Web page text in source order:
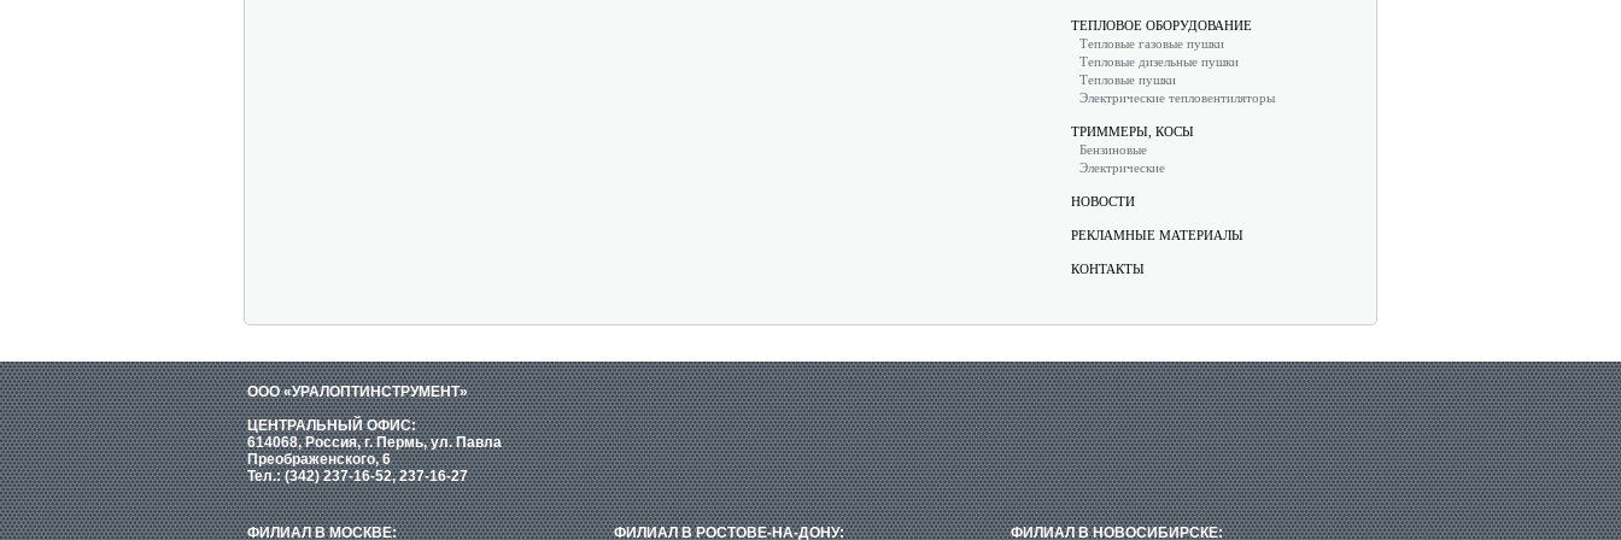
ТЕПЛОВОЕ ОБОРУДОВАНИЕ
Тепловые газовые пушки
Тепловые дизельные пушки
Тепловые пушки
Электрические тепловентиляторы
ТРИММЕРЫ, КОСЫ
Бензиновые
Электрические
НОВОСТИ
РЕКЛАМНЫЕ МАТЕРИАЛЫ
КОНТАКТЫ
ООО «УРАЛОПТИНСТРУМЕНТ»
ЦЕНТРАЛЬНЫЙ ОФИС:
614068, Россия, г. Пермь, ул. Павла
Преображенского, 6
Тел.: (342) 237-16-52, 237-16-27
ФИЛИАЛ В МОСКВЕ: ФИЛИАЛ В РОСТОВЕ-НА-ДОНУ: ФИЛИАЛ В НОВОСИБИРСКЕ: